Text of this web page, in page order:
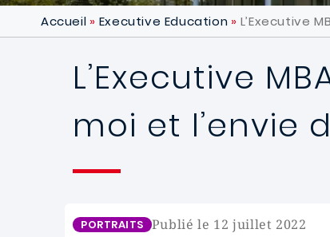
Accueil Executive Education L’Executive
L’Executive
moi et l’envie
PORTRAITS Publié le 12 juillet 2022